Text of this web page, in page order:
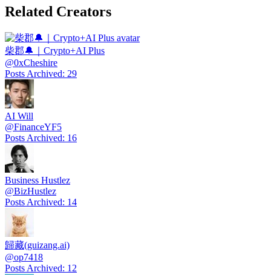
Related Creators
柴郡🔔｜Crypto+AI Plus
@0xCheshire
Posts Archived: 29
AI Will
@FinanceYF5
Posts Archived: 16
Business Hustlez
@BizHustlez
Posts Archived: 14
歸藏(guizang.ai)
@op7418
Posts Archived: 12